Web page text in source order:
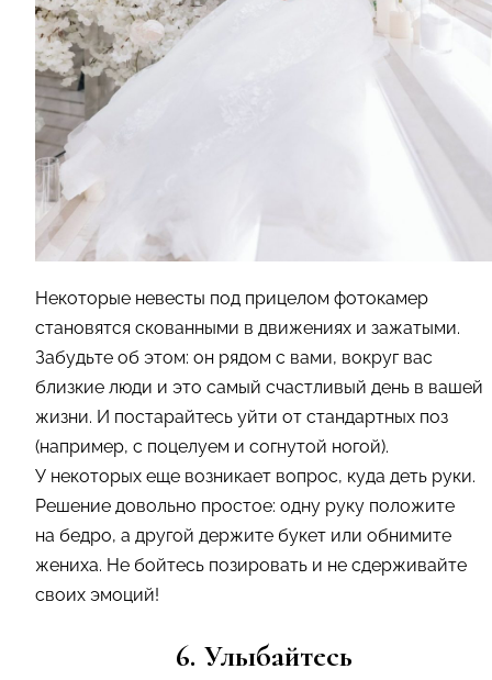
Некоторые невесты под прицелом фотокамер
становятся скованными в движениях и зажатыми.
Забудьте об этом: он рядом с вами, вокруг вас
близкие люди и это самый счастливый день в вашей
жизни. И постарайтесь уйти от стандартных поз
(например, с поцелуем и согнутой ногой).
У некоторых еще возникает вопрос, куда деть руки.
Решение довольно простое: одну руку положите
на бедро, а другой держите букет или обнимите
жениха. Не бойтесь позировать и не сдерживайте
своих эмоций!
6. Улыбайтесь